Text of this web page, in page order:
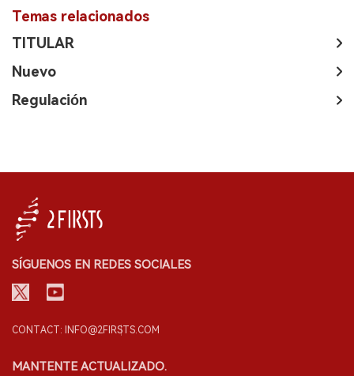
Temas relacionados
TITULAR
Nuevo
Regulación
SÍGUENOS EN REDES SOCIALES
CONTACT: INFO@2FIRSTS.COM
MANTENTE ACTUALIZADO.